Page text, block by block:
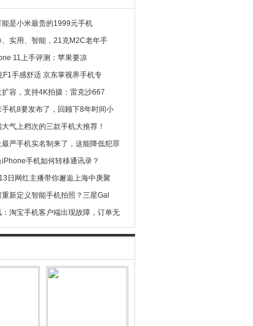
能是小米最贵的1999元手机
、实用、智能，21克M2C老年手
11上手评测：苹果要凉
F1手感舒适 京东掌视界手机专
扩容，支持4K拍摄：雷克沙667
手机8要发布了，回顾下8年时间小
气上档次的三款手机大推荐！
最严手机实名制来了，这能降低犯罪
iPhone手机如何转移通讯录？
日网红主播带你邂逅上海中庚聚
重新定义智能手机拍照？三星Gal
：淘宝手机客户端出现故障，订单无